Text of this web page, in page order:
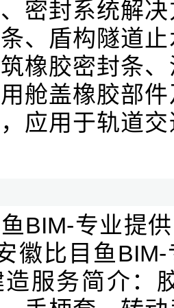
密封系统解
、盾构隧道
橡胶密封条
舱盖橡胶部
应用于轨道
BIM-专业提
徽比目鱼
服务简介：